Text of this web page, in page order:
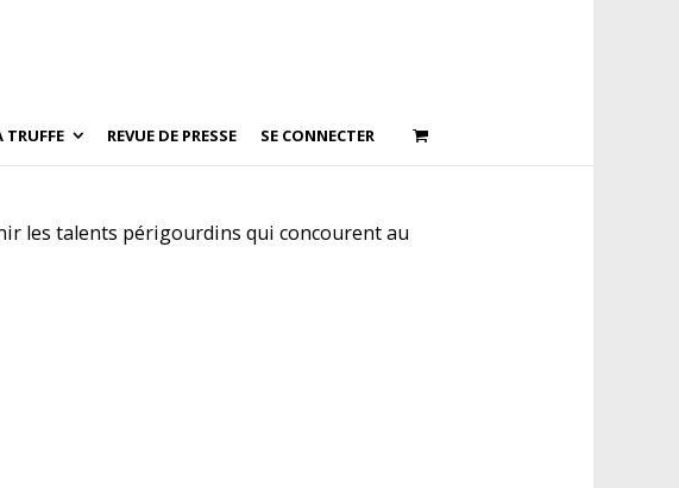
TRUFFE REVUE DE PRESSE SE CONNECTER
les talents périgourdins qui concourent au